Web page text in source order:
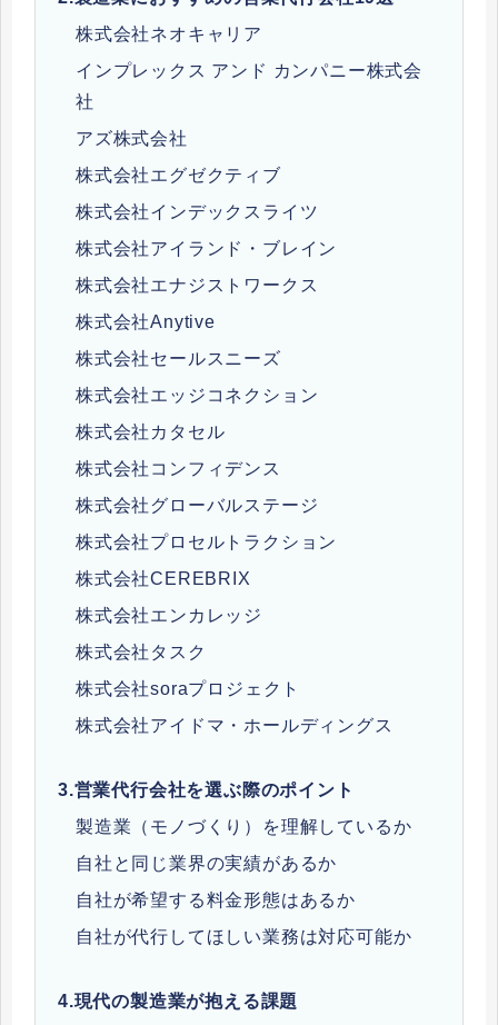
株式会社ネオキャリア
インプレックス アンド カンパニー株式会
社
アズ株式会社
株式会社エグゼクティブ
株式会社インデックスライツ
株式会社アイランド・ブレイン
株式会社エナジストワークス
株式会社Anytive
株式会社セールスニーズ
株式会社エッジコネクション
株式会社カタセル
株式会社コンフィデンス
株式会社グローバルステージ
株式会社プロセルトラクション
株式会社CEREBRIX
株式会社エンカレッジ
株式会社タスク
株式会社soraプロジェクト
株式会社アイドマ・ホールディングス
3.営業代行会社を選ぶ際のポイント
製造業（モノづくり）を理解しているか
自社と同じ業界の実績があるか
自社が希望する料金形態はあるか
自社が代行してほしい業務は対応可能か
4.現代の製造業が抱える課題